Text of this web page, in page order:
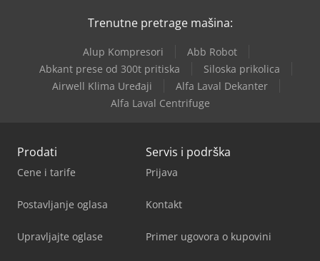
Trenutne pretrage mašina:
Alup Kompresori
Abb Robot
Abkant prese od 300t pritiska
Siloska prikolica
Airwell Klima Uređaji
Alfa Laval Dekanter
Alfa Laval Centrifuge
Prodati
Cene i tarife
Postavljanje oglasa
Upravljajte oglase
Servis i podrška
Prijava
Kontakt
Primer ugovora o kupovini